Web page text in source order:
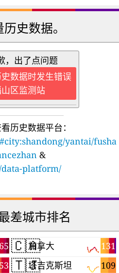
史数据。
，出了点问题
数据时发生错误
区监测站
历史数据平台：
yantai/fusha
&
platform/
差城市排名
🇨🇦 131
加拿大
🇹🇯 109
塔吉克斯坦